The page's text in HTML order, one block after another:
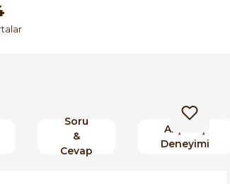
Soru
&
Cevap
Alışveriş
Deneyimi